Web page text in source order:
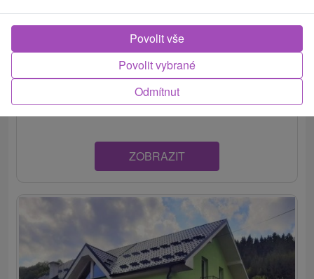
Apartmán Marcel Súľov Hradná
Súľov - Hradná
Príjemné a útulné ubytovanie v obci Súľov-Hradná
disponuje dvomi spálňami a kompletne zariadenou...
ZOBRAZIT
Odmítnut
Povolit vybrané
Povolit vše